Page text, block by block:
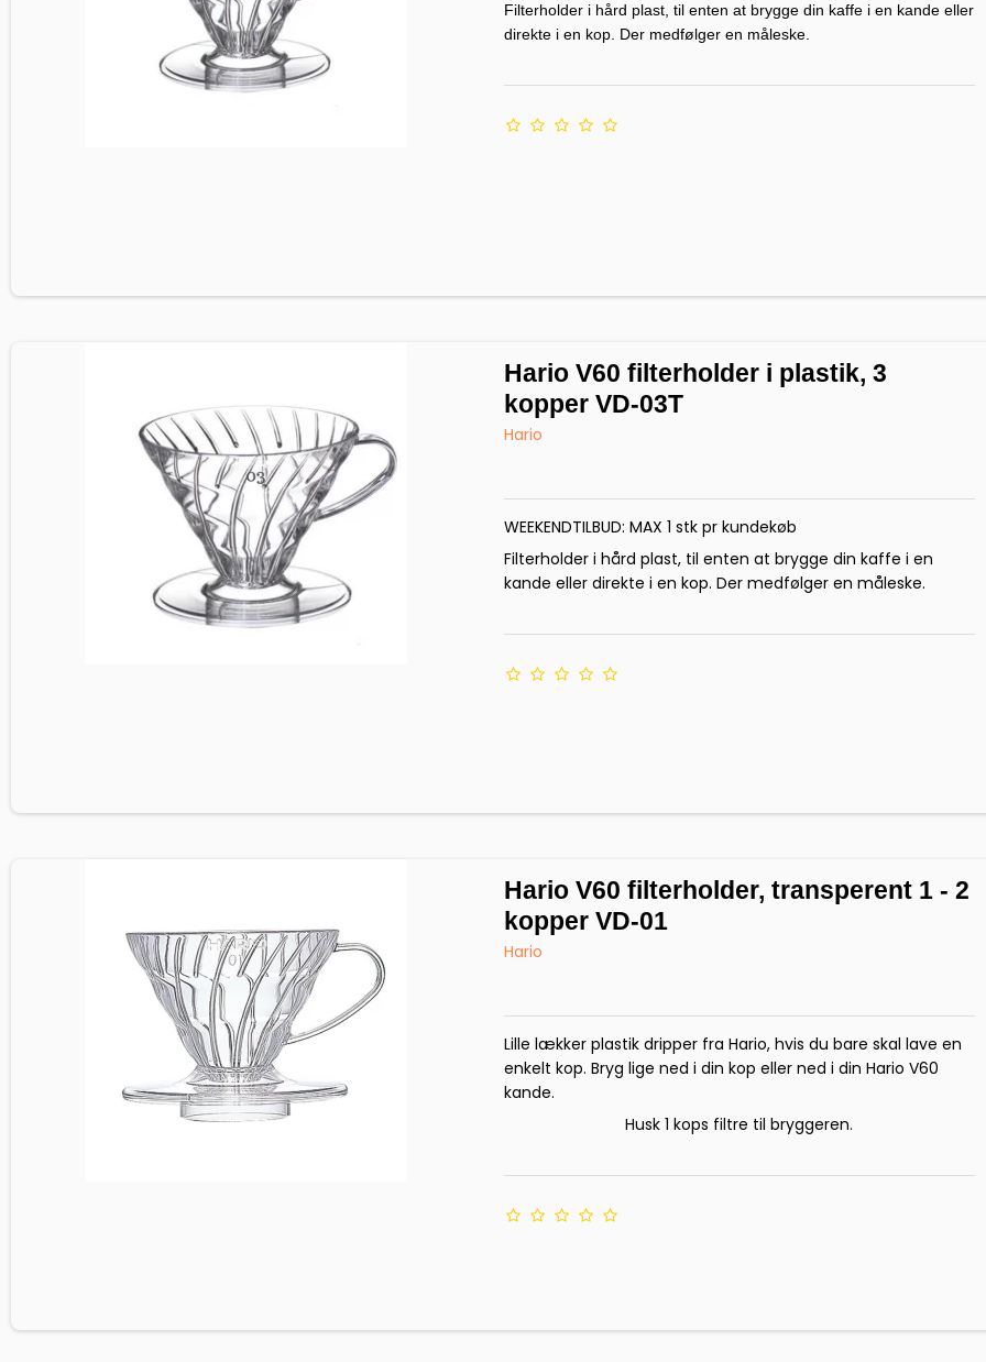
Filterholder i hård plast, til enten at brygge din kaffe i en kande eller
direkte i en kop. Der medfølger en måleske.
Hario V60 filterholder i plastik, 3
kopper VD-03T
Hario
WEEKENDTILBUD: MAX 1 stk pr kundekøb
Filterholder i hård plast, til enten at brygge din kaffe i en
kande eller direkte i en kop. Der medfølger en måleske.
Hario V60 filterholder, transperent 1 - 2
kopper VD-01
Hario
Lille lækker plastik dripper fra Hario, hvis du bare skal lave en
enkelt kop. Bryg lige ned i din kop eller ned i din Hario V60
kande.
Husk 1 kops filtre til bryggeren.